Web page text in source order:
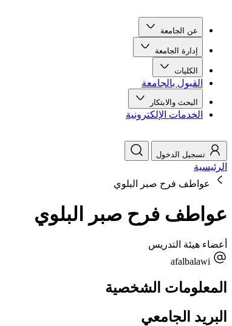
عن الجامعة
إدارة الجامعة
الكليات
القبول بالجامعة
البحث والابتكار
الخدمات الإلكترونية
تسجيل الدخول
الرئيسية
عواطف فرح صبر البلوي
عواطف فرح صبر البلوي
أعضاء هيئة التدريس
afalbalawi
المعلومات الشخصية
البريد الجامعي